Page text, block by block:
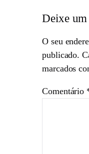
Deixe
O seu
publicado.
marcados
Comentário